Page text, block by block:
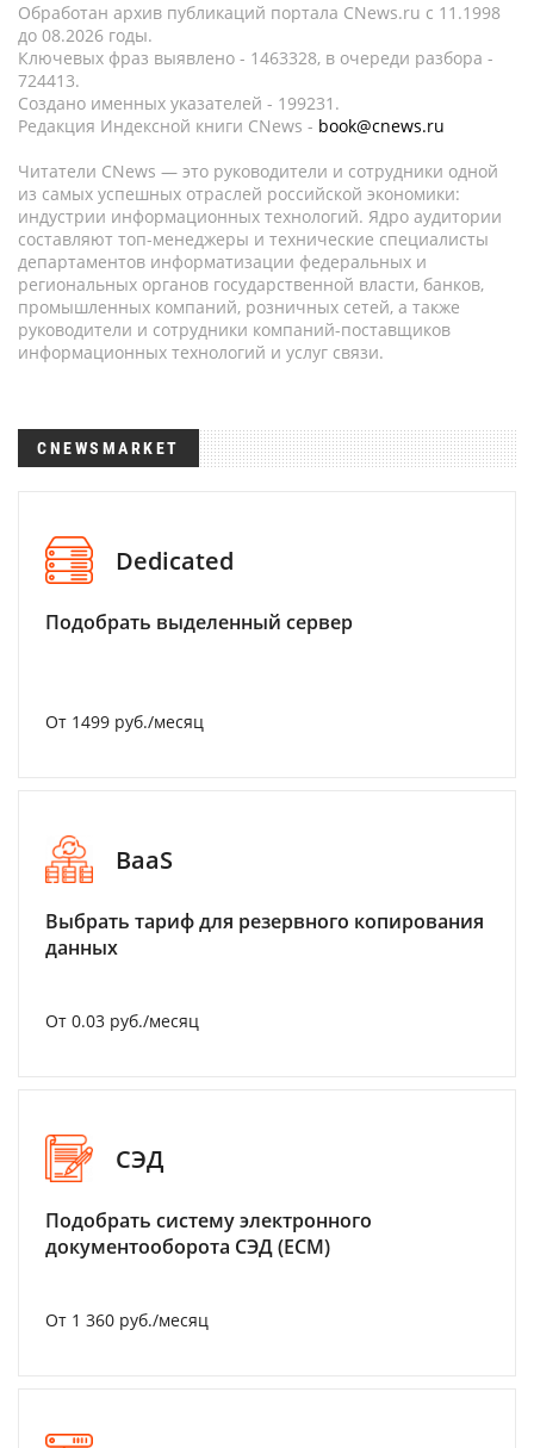
Обработан архив публикаций портала CNews.ru c 11.1998
до 08.2026 годы.
Ключевых фраз выявлено - 1463328, в очереди разбора -
724413.
Создано именных указателей - 199231.
Редакция Индексной книги CNews - book@cnews.ru
Читатели CNews — это руководители и сотрудники одной
из самых успешных отраслей российской экономики:
индустрии информационных технологий. Ядро аудитории
составляют топ-менеджеры и технические специалисты
департаментов информатизации федеральных и
региональных органов государственной власти, банков,
промышленных компаний, розничных сетей, а также
руководители и сотрудники компаний-поставщиков
информационных технологий и услуг связи.
CNEWSMARKET
Dedicated
Подобрать выделенный сервер
От 1499 руб./месяц
BaaS
Выбрать тариф для резервного копирования
данных
От 0.03 руб./месяц
СЭД
Подобрать систему электронного
документооборота СЭД (ECM)
От 1 360 руб./месяц